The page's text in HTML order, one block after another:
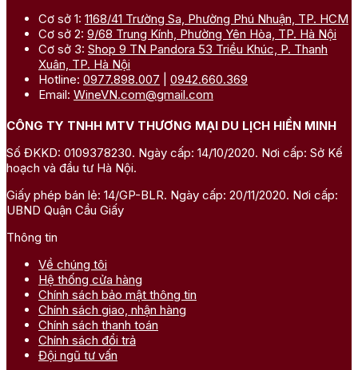
Cơ sở 1: 1168/41 Trường Sa, Phường Phú Nhuận, TP. HCM
Cơ sở 2: 9/68 Trung Kính, Phường Yên Hòa, TP. Hà Nội
Cơ sở 3: Shop 9 TN Pandora 53 Triều Khúc, P. Thanh
Xuân, TP. Hà Nội
Hotline: 0977.898.007
0942.660.369
Email: WineVN.com@gmail.com
CÔNG TY TNHH MTV THƯƠNG MẠI DU LỊCH HIỀN MINH
Số ĐKKD: 0109378230. Ngày cấp: 14/10/2020. Nơi cấp: Sở Kế
hoạch và đầu tư Hà Nội.
Giấy phép bán lẻ: 14/GP-BLR. Ngày cấp: 20/11/2020. Nơi cấp:
UBND Quận Cầu Giấy
Thông tin
Về chúng tôi
Hệ thống cửa hàng
Chính sách bảo mật thông tin
Chính sách giao, nhận hàng
Chính sách thanh toán
Chính sách đổi trả
Đội ngũ tư vấn